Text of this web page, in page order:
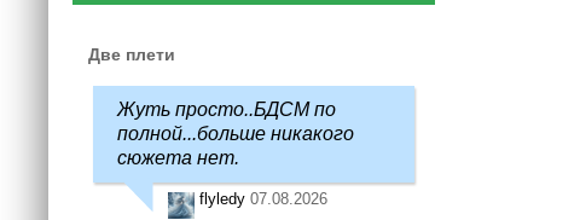
Две плети
Жуть просто..БДСМ по
полной...больше никакого
сюжета нет.
flyledy 07.08.2026